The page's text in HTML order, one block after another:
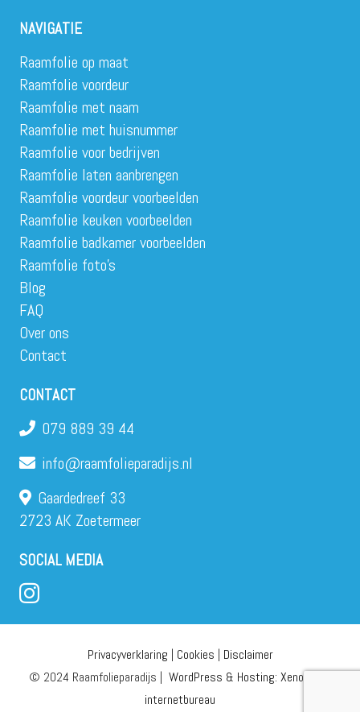
NAVIGATIE
Raamfolie op maat
Raamfolie voordeur
Raamfolie met naam
Raamfolie met huisnummer
Raamfolie voor bedrijven
Raamfolie laten aanbrengen
Raamfolie voordeur voorbeelden
Raamfolie keuken voorbeelden
Raamfolie badkamer voorbeelden
Raamfolie foto’s
Blog
FAQ
Over ons
Contact
CONTACT
079 889 39 44
info@raamfolieparadijs.nl
Gaardedreef 33
2723 AK Zoetermeer
SOCIAL MEDIA
Privacyverklaring | Cookies | Disclaimer
© 2024 Raamfolieparadijs | WordPress & Hosting: Xenomedia
internetbureau